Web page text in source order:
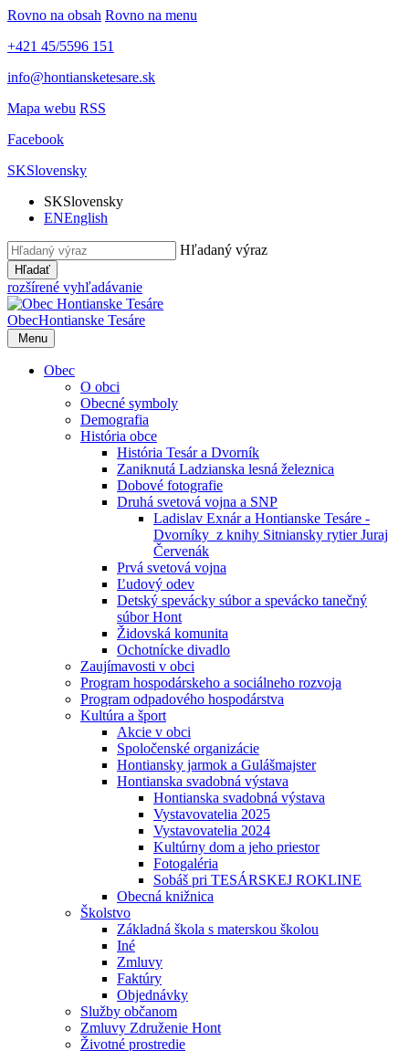
Rovno na obsah Rovno na menu
+421 45/5596 151
info@hontiansketesare.sk
Mapa webu RSS
Facebook
SKSlovensky
SKSlovensky
ENEnglish
Hľadaný výraz
Hľadať
rozšírené vyhľadávanie
ObecHontianske Tesáre
Menu
Obec
O obci
Obecné symboly
Demografia
História obce
História Tesár a Dvorník
Zaniknutá Ladzianska lesná železnica
Dobové fotografie
Druhá svetová vojna a SNP
Ladislav Exnár a Hontianske Tesáre -
Dvorníky z knihy Sitniansky rytier Juraj
Červenák
Prvá svetová vojna
Ľudový odev
Detský spevácky súbor a spevácko tanečný
súbor Hont
Židovská komunita
Ochotnícke divadlo
Zaujímavosti v obci
Program hospodárskeho a sociálneho rozvoja
Program odpadového hospodárstva
Kultúra a šport
Akcie v obci
Spoločenské organizácie
Hontiansky jarmok a Gulášmajster
Hontianska svadobná výstava
Hontianska svadobná výstava
Vystavovatelia 2025
Vystavovatelia 2024
Kultúrny dom a jeho priestor
Fotogaléria
Sobáš pri TESÁRSKEJ ROKLINE
Obecná knižnica
Školstvo
Základná škola s materskou školou
Iné
Zmluvy
Faktúry
Objednávky
Služby občanom
Zmluvy Združenie Hont
Životné prostredie